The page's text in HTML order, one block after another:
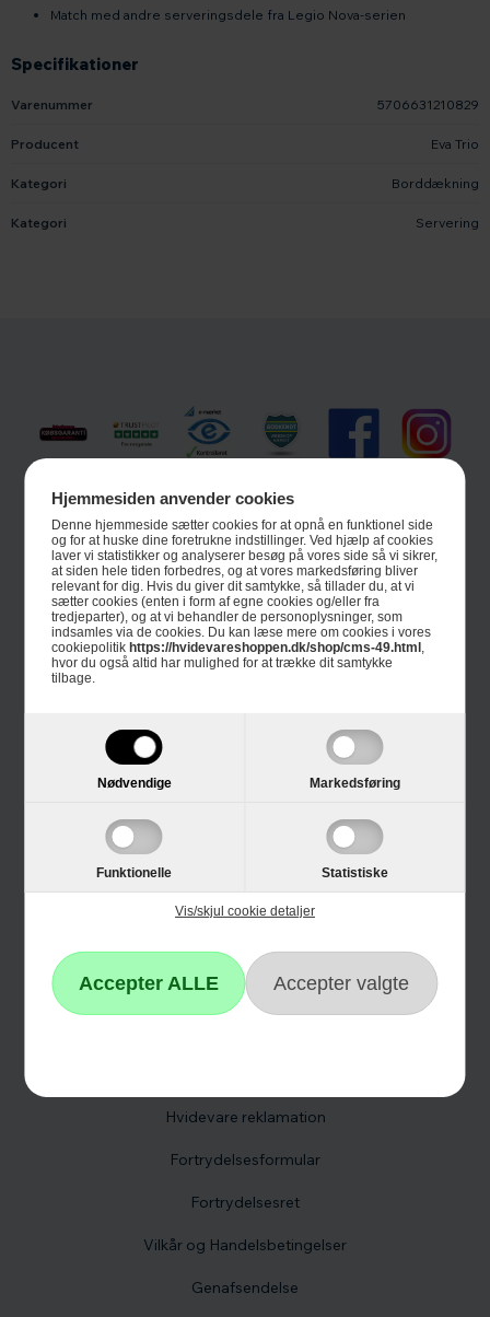
Hjemmesiden anvender cookies
Denne hjemmeside sætter cookies for at opnå en funktionel side
og for at huske dine foretrukne indstillinger. Ved hjælp af cookies
laver vi statistikker og analyserer besøg på vores side så vi sikrer,
at siden hele tiden forbedres, og at vores markedsføring bliver
relevant for dig. Hvis du giver dit samtykke, så tillader du, at vi
sætter cookies (enten i form af egne cookies og/eller fra
tredjeparter), og at vi behandler de personoplysninger, som
indsamles via de cookies. Du kan læse mere om cookies i vores
cookiepolitikhttps://hvidevareshoppen.dk/shop/cms-49.html
hvor du også altid har mulighed for at trække dit samtykke
tilbage.
Nødvendige Markedsføring
Funktionelle Statistiske
Vis/skjul cookie detaljer
Specifikationer
Varenummer 5706631210829
Producent Eva Trio
Kategori Borddækning
Kategori Servering
Match med andre serveringsdele fra Legio Nova-serien
Kundeservice
Hvidevare reklamation
Fortrydelsesformular
Fortrydelsesret
Vilkår og Handelsbetingelser
Genafsendelse
Informationer
Om Hvidevareshoppen.dk
Trustpilot
E-mærket
Cyber Monday